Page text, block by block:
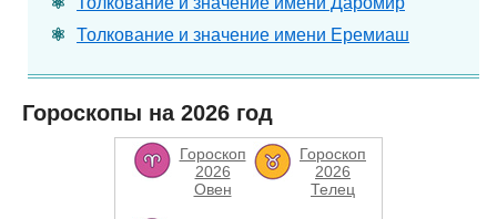
Толкование и значение имени Еремиаш
Гороскопы на 2026 год
Гороскоп
2026
Овен
Гороскоп
2026
Телец